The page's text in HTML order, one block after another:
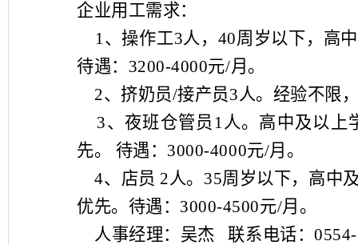
企业用工需求：
1、操作工3人， 40周岁以下，高
待遇： 3200-4000元/月。
2、挤奶员/接产员3人。经验不限
3、夜班仓管员 1人。高中及以上
先。
待遇： 3000-4000元/月。
4、店员 2人。 35周岁以下，高中
优先。待遇： 3000-4500元/月。
人事经理：吴杰
联系电话：